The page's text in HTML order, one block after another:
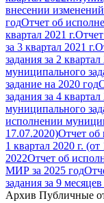
внесении
годОтчет об
квартал 2021 г.
за 3 квартал 2021 г.
задания за 2 квартал
муниципального
задание на 2020 год
задания за 4 квартал
муниципального
исполнении
17.07.2020)Отчет об
1 квартал 2020 г.
2022Отчет об
МИР за 2025 год
задания за 9
Архив Публичные